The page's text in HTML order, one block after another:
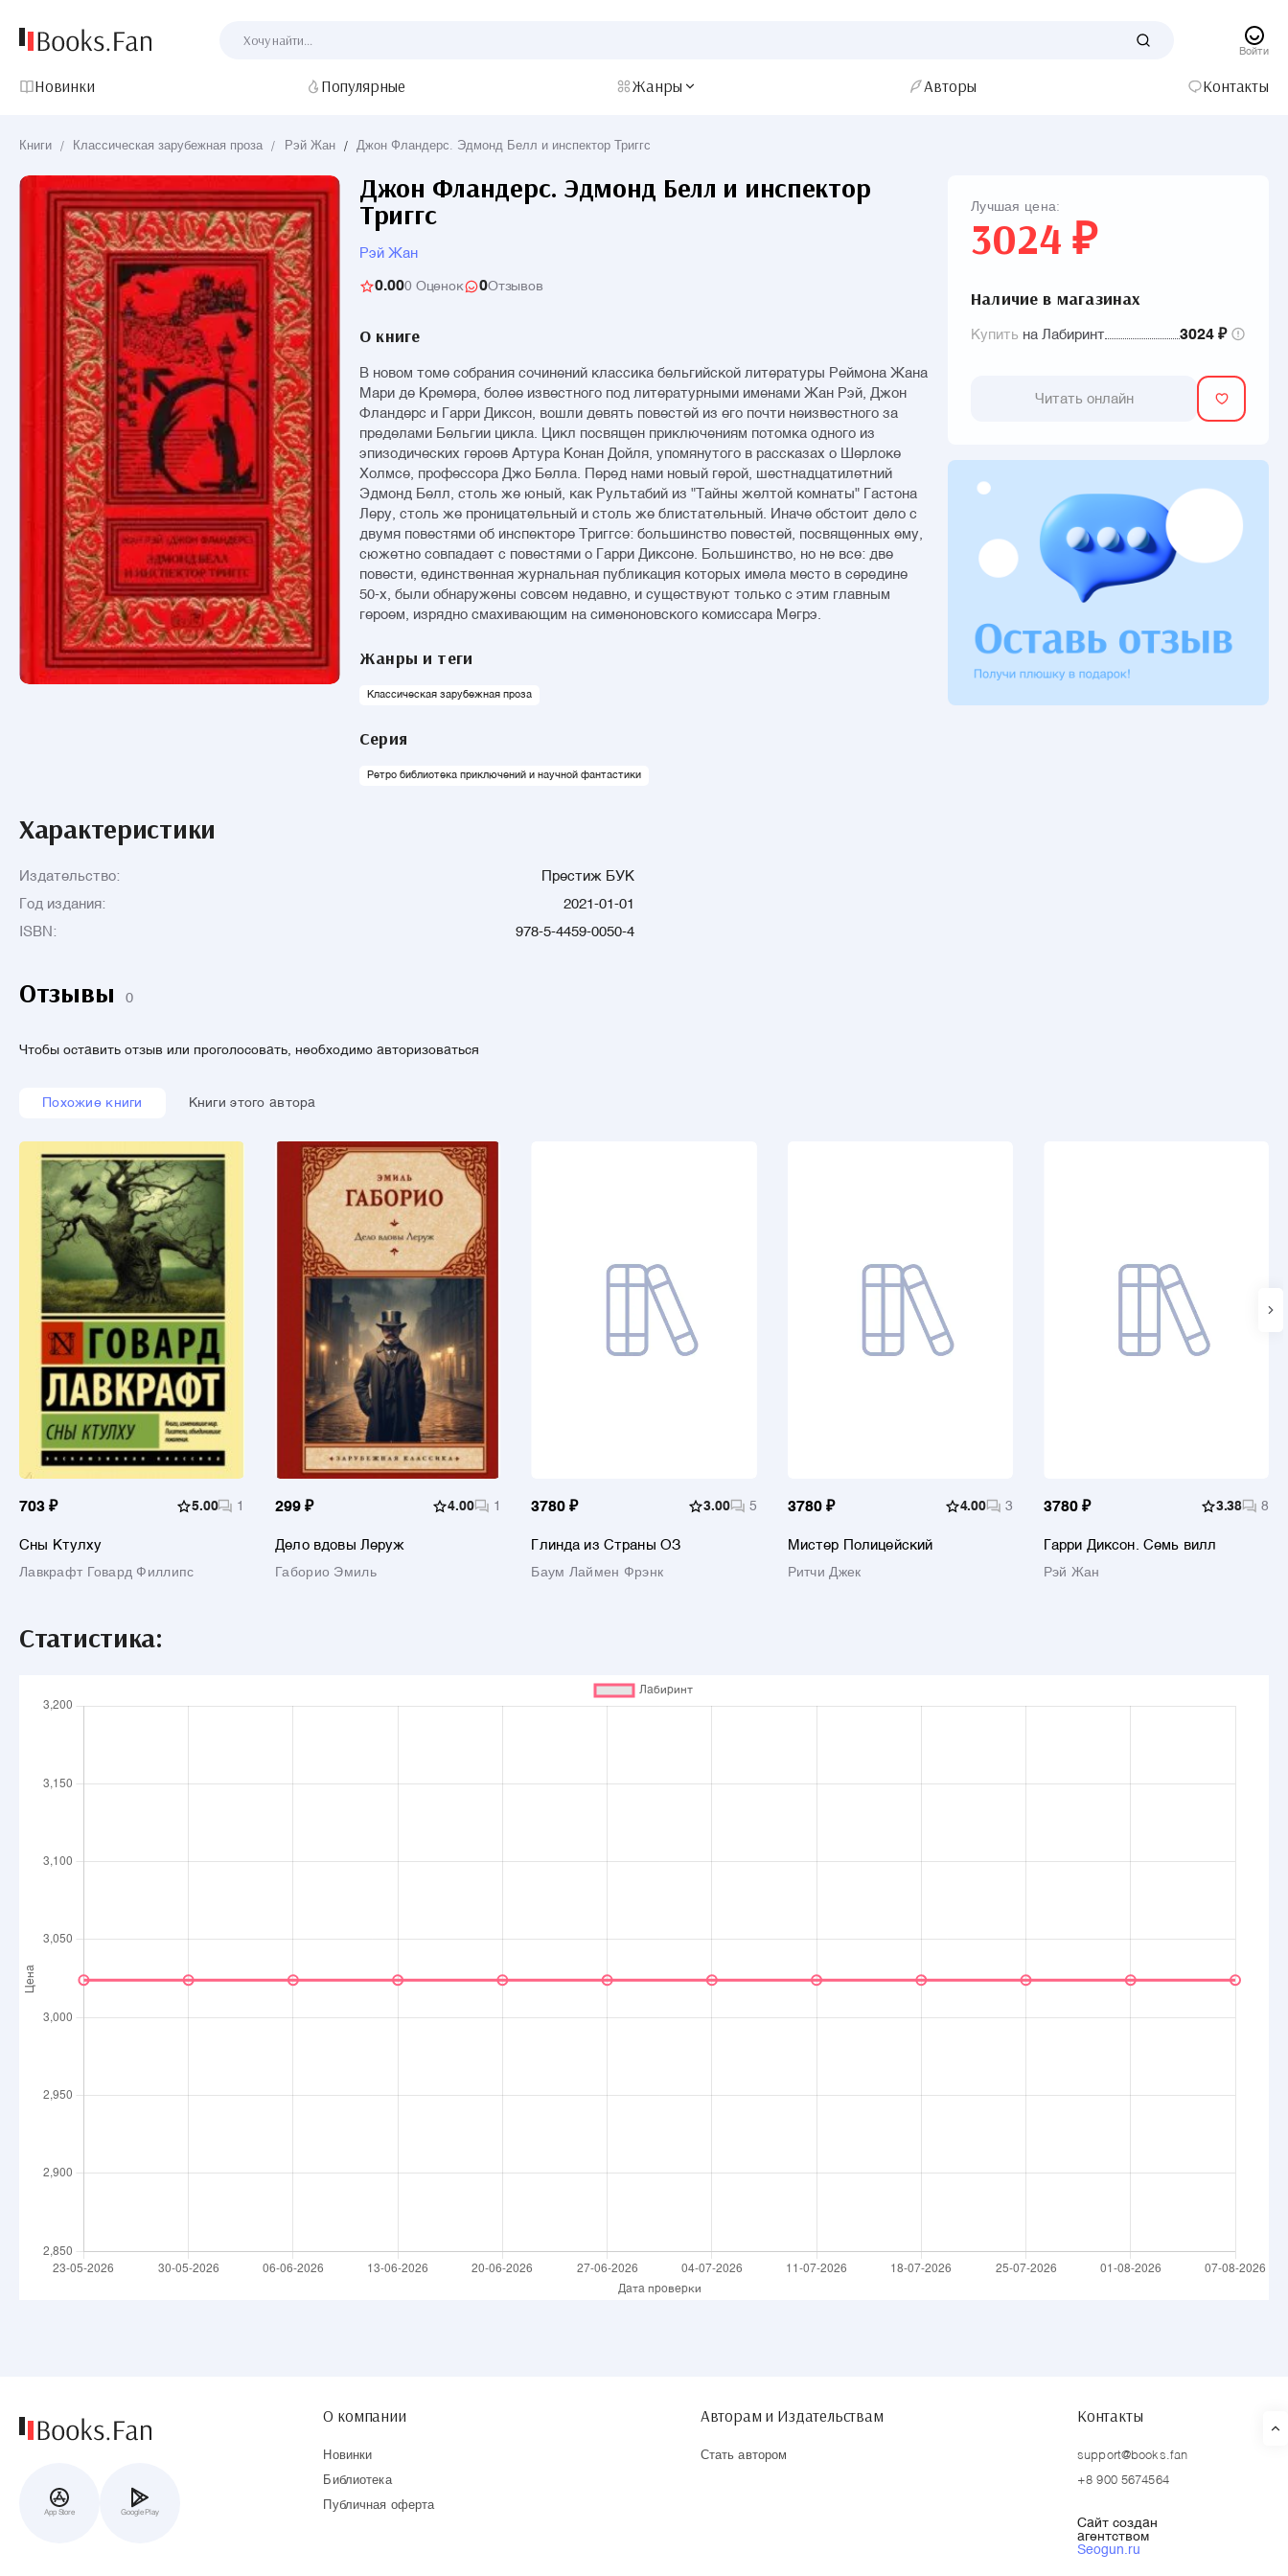
Войти
Новинки Популярные Жанры Авторы Контакты
Книги / Классическая зарубежная проза / Рэй Жан / Джон Фландерс. Эдмонд Белл и инспектор Триггс
Джон Фландерс. Эдмонд Белл и инспектор
Триггс
Рэй Жан
0.000 Оценок 0Отзывов
О книге
В новом томе собрания сочинений классика бельгийской литературы Реймона Жана
Мари де Кремера, более известного под литературными именами Жан Рэй, Джон
Фландерс и Гарри Диксон, вошли девять повестей из его почти неизвестного за
пределами Бельгии цикла. Цикл посвящен приключениям потомка одного из
эпизодических героев Артура Конан Дойля, упомянутого в рассказах о Шерлоке
Холмсе, профессора Джо Белла. Перед нами новый герой, шестнадцатилетний
Эдмонд Белл, столь же юный, как Рультабий из "Тайны желтой комнаты" Гастона
Леру, столь же проницательный и столь же блистательный. Иначе обстоит дело с
двумя повестями об инспекторе Триггсе: большинство повестей, посвященных ему,
сюжетно совпадает с повестями о Гарри Диксоне. Большинство, но не все: две
повести, единственная журнальная публикация которых имела место в середине
50-х, были обнаружены совсем недавно, и существуют только с этим главным
героем, изрядно смахивающим на сименоновского комиссара Мегрэ.
Жанры и теги
Классическая зарубежная проза
Серия
Ретро библиотека приключений и научной фантастики
Лучшая цена:
3024 ₽
Наличие в магазинах
Купить на Лабиринт 3024 ₽
Читать онлайн
Характеристики
Издательство:
Престиж БУК
Год издания:
2021-01-01
ISBN:
978-5-4459-0050-4
Отзывы 0
Чтобы оставить отзыв или проголосовать, необходимо авторизоваться
Похожие книги Книги этого автора
703 ₽ 5.00 1
Сны Ктулху
Лавкрафт Говард Филлипс
299 ₽ 4.00 1
Дело вдовы Леруж
Габорио Эмиль
3780 ₽ 3.00 5
Глинда из Страны ОЗ
Баум Лаймен Фрэнк
3780 ₽ 4.00 3
Мистер Полицейский
Ритчи Джек
3780 ₽ 3.38 8
Гарри Диксон. Семь вилл
Рэй Жан
Статистика:
App Store Google Play
О компании
Новинки
Библиотека
Публичная оферта
Авторам и Издательствам
Стать автором
Контакты
support@books.fan
+8 900 5674564
Сайт создан
агентством
Seogun.ru